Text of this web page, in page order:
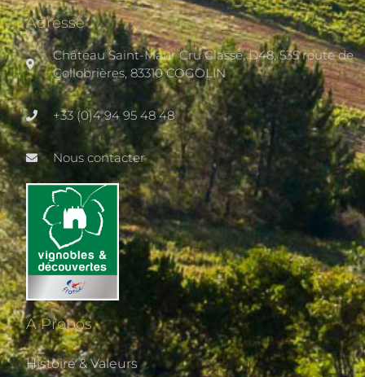
Adresse
Château Saint-Maur Cru Classé, D48, 535 route de
Collobrières, 83310 COGOLIN
+33 (0)4 94 95 48 48
Nous contacter
A Propos
Histoire & Valeurs